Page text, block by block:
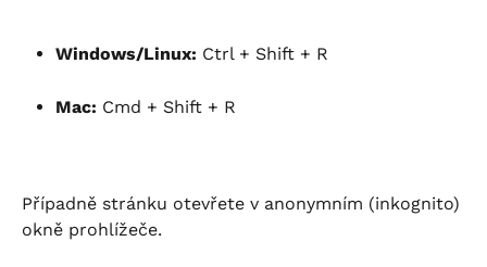
Windows/Linux: Ctrl + Shift + R
Mac: Cmd + Shift + R
Případně stránku otevřete v anonymním (inkognito)
okně prohlížeče.